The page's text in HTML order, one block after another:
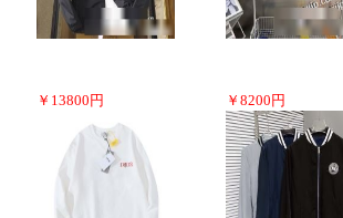
￥ 13800 円 ￥ 8200 円